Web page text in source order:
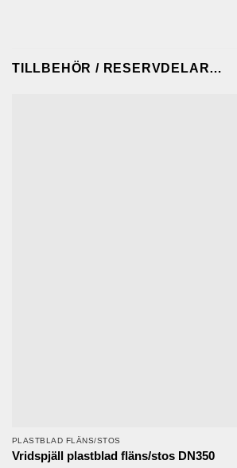
TILLBEHÖR / RESERVDELAR…
PLASTBLAD FLÄNS/STOS
Vridspjäll plastblad fläns/stos DN350